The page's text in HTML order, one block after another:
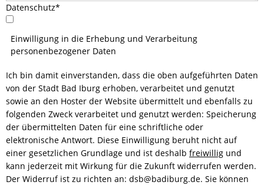
Datenschutz*
Einwilligung in die Erhebung und Verarbeitung
personenbezogener Daten
Ich bin damit einverstanden, dass die oben aufgeführten Daten
von der Stadt Bad Iburg erhoben, verarbeitet und genutzt
sowie an den Hoster der Website übermittelt und ebenfalls zu
folgenden Zweck verarbeitet und genutzt werden: Speicherung
der übermittelten Daten für eine schriftliche oder
elektronische Antwort. Diese Einwilligung beruht nicht auf
einer gesetzlichen Grundlage und ist deshalb freiwillig und
kann jederzeit mit Wirkung für die Zukunft widerrufen werden.
Der Widerruf ist zu richten an: dsb@badiburg.de. Sie können